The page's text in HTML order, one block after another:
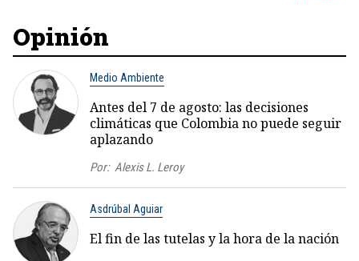
Opinión
Medio Ambiente
Antes del 7 de agosto: las decisiones
climáticas que Colombia no puede seguir
aplazando
Por: Alexis L. Leroy
Asdrúbal Aguiar
El fin de las tutelas y la hora de la nación